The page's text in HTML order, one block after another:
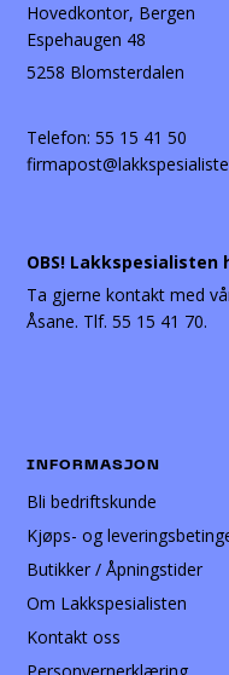
Hovedkontor, Bergen
Espehaugen 48
5258 Blomsterdalen
Telefon:55 15 41 50
OBS!
Ta gjerne kontakt med
Åsane. Tlf. 55 15 41 70.
INFORMASJON
Bli bedriftskunde
Kjøps- og
Butikker / Åpningstider
Om Lakkspesialisten
Kontakt oss